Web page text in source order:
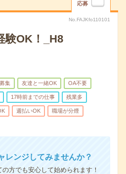
応募
No.FAJKfo110101
験OK！_H8
集 友達と一緒OK OA不要
17時前までの仕事 残業多
週払いOK 職場が分煙
レンジしてみませんか？
方でも安心して始められます！